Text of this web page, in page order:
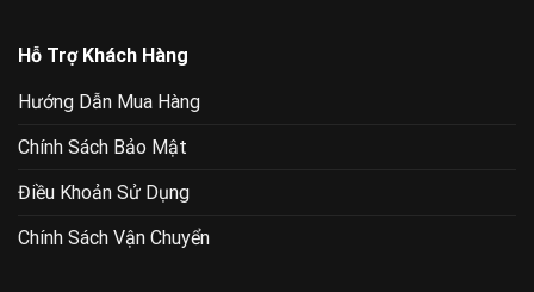
Hỗ Trợ Khách Hàng
Hướng Dẫn Mua Hàng
Chính Sách Bảo Mật
Điều Khoản Sử Dụng
Chính Sách Vận Chuyển